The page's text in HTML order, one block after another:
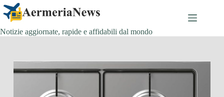
Salta
al
contenuto
Notizie aggiornate, rapide e affidabili dal mondo